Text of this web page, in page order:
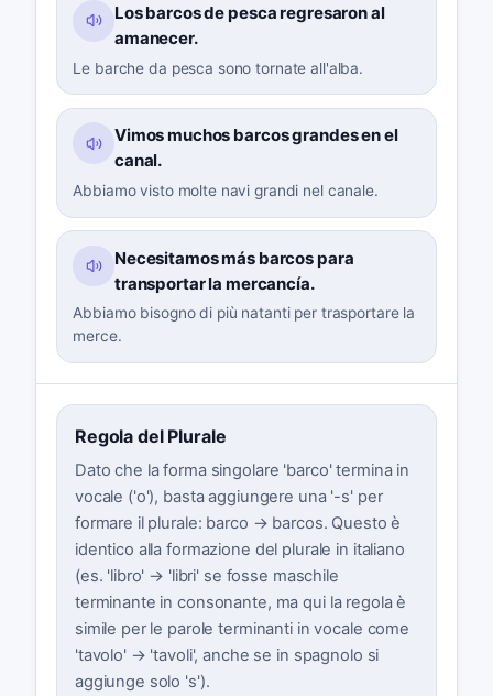
Los barcos de pesca regresaron al
amanecer.
Le barche da pesca sono tornate all'alba.
Vimos muchos barcos grandes en el
canal.
Abbiamo visto molte navi grandi nel canale.
Necesitamos más barcos para
transportar la mercancía.
Abbiamo bisogno di più natanti per trasportare la
merce.
Regola del Plurale
Dato che la forma singolare 'barco' termina in
vocale ('o'), basta aggiungere una '-s' per
formare il plurale: barco → barcos. Questo è
identico alla formazione del plurale in italiano
(es. 'libro' → 'libri' se fosse maschile
terminante in consonante, ma qui la regola è
simile per le parole terminanti in vocale come
'tavolo' → 'tavoli', anche se in spagnolo si
aggiunge solo 's').